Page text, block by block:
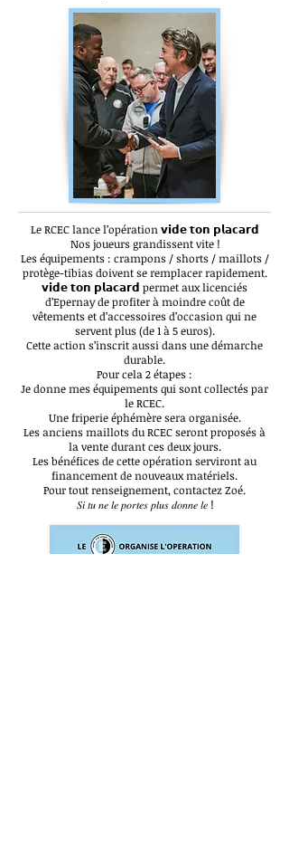
Le RCEC lance l’opération 𝘃𝗶𝗱𝗲 𝘁𝗼𝗻 𝗽𝗹𝗮𝗰𝗮𝗿𝗱
Nos joueurs grandissent vite !
Les équipements : crampons / shorts / maillots /
protège-tibias doivent se remplacer rapidement.
𝘃𝗶𝗱𝗲 𝘁𝗼𝗻 𝗽𝗹𝗮𝗰𝗮𝗿𝗱 permet aux licenciés
d’Epernay de profiter à moindre coût de
vêtements et d’accessoires d’occasion qui ne
servent plus (de 1 à 5 euros).
Cette action s’inscrit aussi dans une démarche
durable.
Pour cela 2 étapes :
Je donne mes équipements qui sont collectés par
le RCEC.
Une friperie éphémère sera organisée.
Les anciens maillots du RCEC seront proposés à
la vente durant ces deux jours.
Les bénéfices de cette opération serviront au
financement de nouveaux matériels.
Pour tout renseignement, contactez Zoé.
𝑆𝑖 𝑡𝑢 𝑛𝑒 𝑙𝑒 𝑝𝑜𝑟𝑡𝑒𝑠 𝑝𝑙𝑢𝑠 𝑑𝑜𝑛𝑛𝑒 𝑙𝑒 !